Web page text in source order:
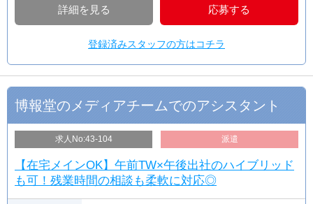
詳細を見る 応募する
登録済みスタッフの方はコチラ
博報堂のメディアチームでのアシスタント
求人No:43-104 派遣
【在宅メインOK】午前TW×午後出社のハイブリッド
も可！残業時間の相談も柔軟に対応◎